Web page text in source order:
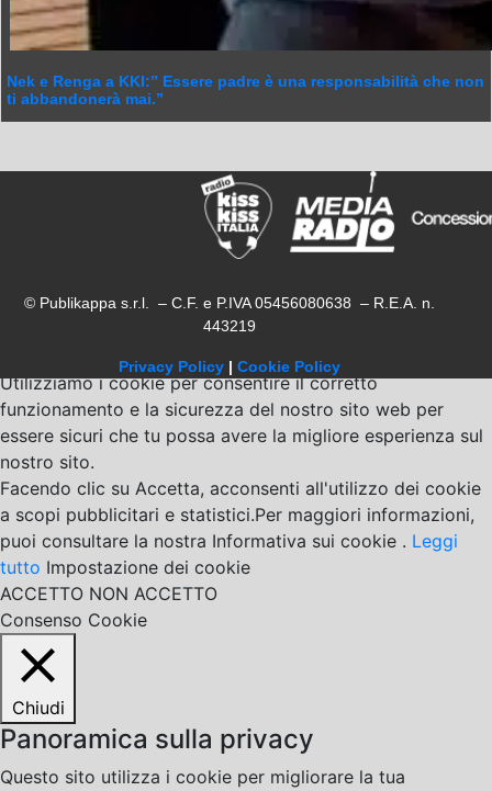
Nek e Renga a KKI:” Essere padre è una responsabilità che non
ti abbandonerà mai.”
© Publikappa s.r.l. – C.F. e P.IVA 05456080638 – R.E.A. n.
443219
Privacy Policy | Cookie Policy
Utilizziamo i cookie per consentire il corretto
funzionamento e la sicurezza del nostro sito web per
essere sicuri che tu possa avere la migliore esperienza sul
nostro sito.
Facendo clic su Accetta, acconsenti all'utilizzo dei cookie
a scopi pubblicitari e statistici.Per maggiori informazioni,
puoi consultare la nostra Informativa sui cookie . Leggi
tutto Impostazione dei cookie
ACCETTO NON ACCETTO
Consenso Cookie
Chiudi
Panoramica sulla privacy
Questo sito utilizza i cookie per migliorare la tua